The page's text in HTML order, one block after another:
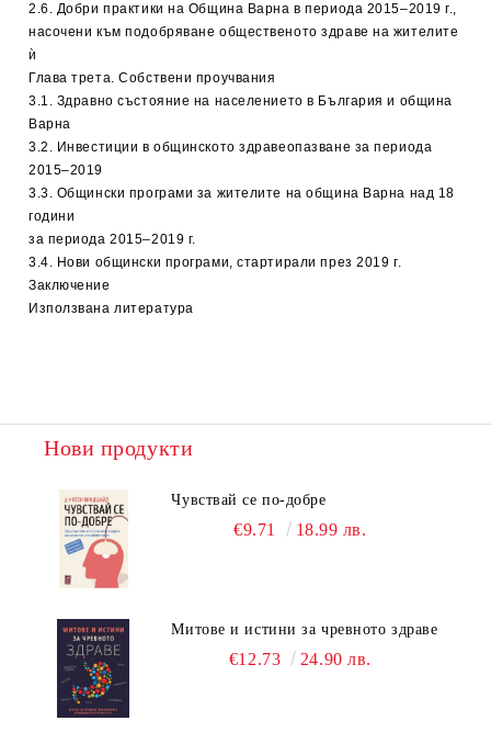
2.6. Добри практики на Община Варна в периода 2015–2019 г.,
насочени към подобряване общественото здраве на жителите
ѝ
Глава трета. Собствени проучвания
3.1. Здравно състояние на населението в България и община
Варна
3.2. Инвестиции в общинското здравеопазване за периода
2015–2019
3.3. Общински програми за жителите на община Варна над 18
години
за периода 2015–2019 г.
3.4. Нови общински програми, стартирали през 2019 г.
Заключение
Използвана литература
Нови продукти
Чувствай се по-добре
€9.71 18.99 лв.
Митове и истини за чревното здраве
€12.73 24.90 лв.